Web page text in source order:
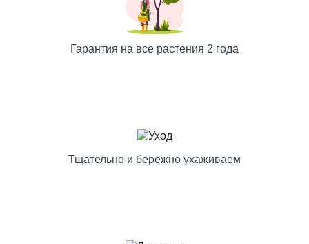
Гарантия на все растения 2 года
Тщательно и бережно ухаживаем